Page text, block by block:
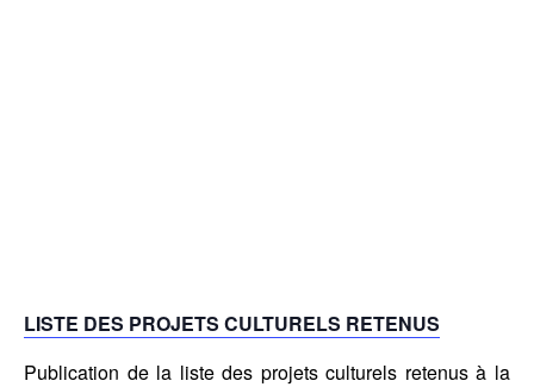
LISTE DES PROJETS CULTURELS RETENUS
Publication de la liste des projets culturels retenus à la